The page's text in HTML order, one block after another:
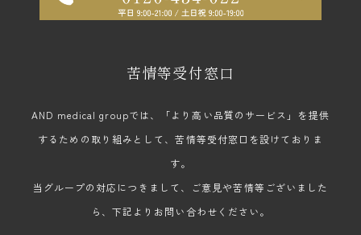
苦情等受付窓口
AND medical groupでは、「より高い品質のサービス」を提供
するための取り組みとして、苦情等受付窓口を設けておりま
す。
当グループの対応につきまして、ご意見や苦情等ございました
ら、下記よりお問い合わせください。